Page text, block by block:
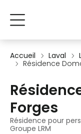
Accueil Laval
Résidence
Forges
Résidence pour
Groupe LRM